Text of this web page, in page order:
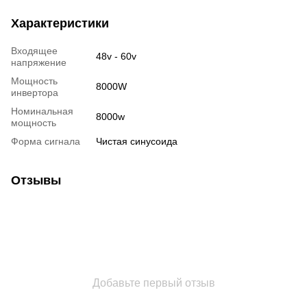
Характеристики
Входящее
напряжение
48v - 60v
Мощность
инвертора
8000W
Номинальная
мощность
8000w
Форма сигнала Чистая синусоида
Отзывы
Добавьте первый отзыв